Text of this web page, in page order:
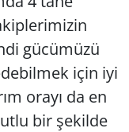
gücümüzü
için iyi
orayı da en
bir şekilde